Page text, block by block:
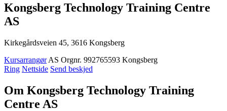
Kongsberg Technology Training Centre
AS
Kirkegårdsveien 45, 3616 Kongsberg
Kursarrangør AS Orgnr. 992765593 Kongsberg
Ring Nettside Send beskjed
Om Kongsberg Technology Training
Centre AS